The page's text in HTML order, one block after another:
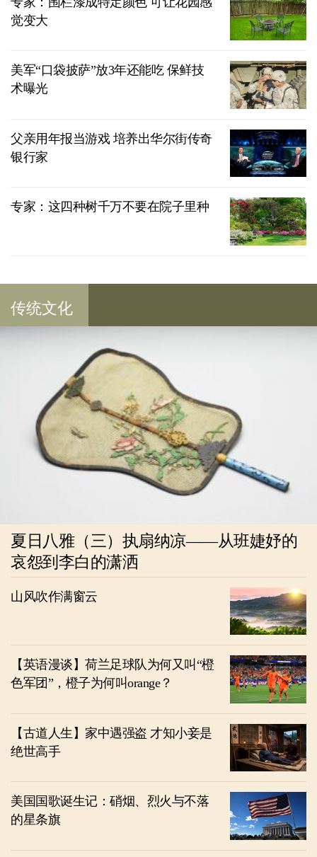
觉变大
美军“口袋披萨”放3年还能吃 保鲜技
术曝光
父亲用年报当游戏 培养出华尔街传奇
银行家
专家：这四种树千万不要在院子里种
传统文化
夏日八雅（三）执扇纳凉——从班婕妤的
哀怨到李白的潇洒
山风吹作满窗云
【英语漫谈】荷兰足球队为何又叫“橙
色军团”，橙子为何叫orange？
【古道人生】家中遇强盗 才知小妾是
绝世高手
美国国歌诞生记：硝烟、烈火与不落
的星条旗